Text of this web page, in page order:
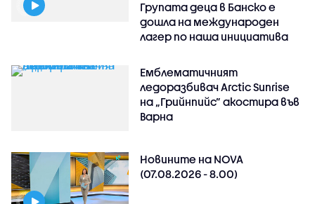
Групата деца в Банско е
дошла на международен
лагер по наша инициатива
Емблематичният
ледоразбивач Arctic Sunrise
на „Грийнпийс” акостира във
Варна
Новините на NOVA
(07.08.2026 - 8.00)